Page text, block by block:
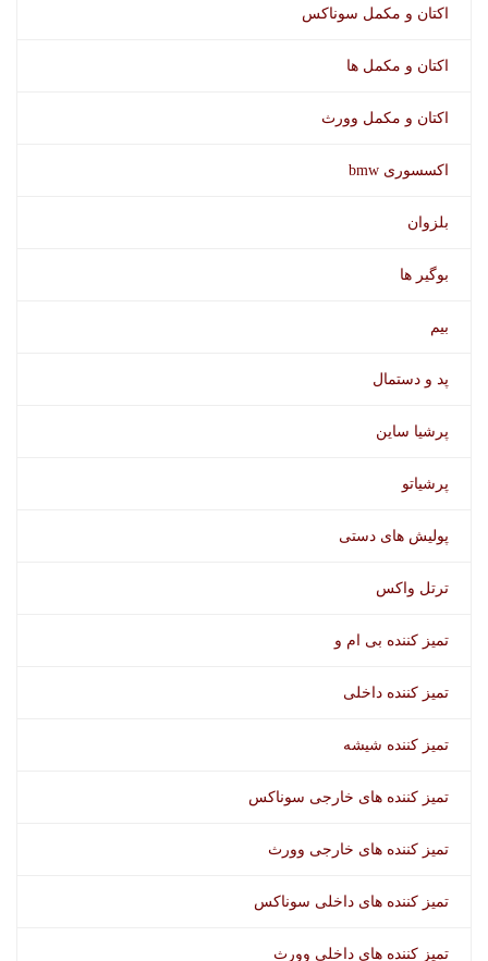
اکتان و مکمل سوناکس
اکتان و مکمل ها
اکتان و مکمل وورث
اکسسوری bmw
بلزوان
بوگیر ها
بیم
پد و دستمال
پرشیا ساین
پرشیاتو
پولیش های دستی
ترتل واکس
تمیز کننده بی ام و
تمیز کننده داخلی
تمیز کننده شیشه
تمیز کننده های خارجی سوناکس
تمیز کننده های خارجی وورث
تمیز کننده های داخلی سوناکس
تمیز کننده های داخلی وورث